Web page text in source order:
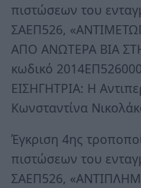
πιστώσεων του
ΣΑΕΠ526,
ΑΠΟ ΑΝΩΤΕΡΑ ΒΙΑ
κωδικό
ΕΙΣΗΓΗΤΡΙΑ: Η
Κωνσταντίνα
Έγκριση 4ης
πιστώσεων του
ΣΑΕΠ526,